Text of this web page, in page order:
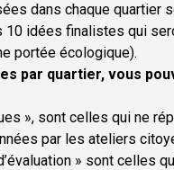
dans chaque quartier
idées finalistes qui
portée écologique).
par quartier, vous
», sont celles qui ne
par les ateliers
» sont celles